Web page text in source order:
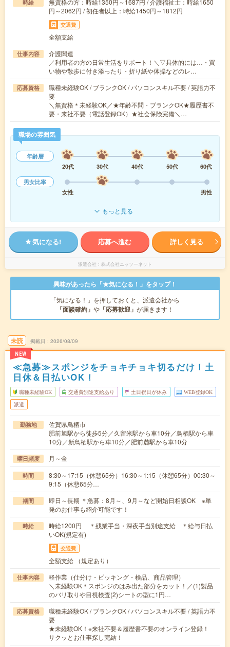
時給
無資格の方：時給1350円～1687円 / 介護福祉士：時給1650
円～2062円 / 初任者以上：時給1450円～1812円
交通費
全額支給
仕事内容
介護関連
／利用者の方の日常生活をサポート！＼▽具体的には…・買
い物や散歩に付き添ったり・折り紙や体操などのレ…
応募資格
職種未経験OK / ブランクOK / パソコンスキル不要 / 英語力不
要
＼無資格＊未経験OK／★年齢不問・ブランクOK★履歴書不
要・来社不要（電話登録OK）★社会保険完備＼…
職場の雰囲気
年齢層
20代
30代 40代 50代
60代
男女比率
女性
男性
もっと見る
気になる! 応募へ進む 詳しく見る
派遣会社 株式会社ニッソーネット
興味があったら「★気になる！」をタップ！
「気になる！」を押しておくと、派遣会社から
「面談確約」 や 「応募歓迎」 が届きます！
未読
NEW
掲載日 2026/08/09
≪急募≫スポンジをチョキチョキ切るだけ！土
日休＆日払いOK！
職種未経験OK 交通費別途支給あり 土日祝日が休み WEB登録OK
派遣
勤務地
佐賀県鳥栖市
肥前旭駅から徒歩5分／久留米駅から車10分／鳥栖駅から車
10分／新鳥栖駅から車10分／肥前麓駅から車10分
曜日頻度 月～金
時間
8:30～17:15（休憩65分）16:30～1:15（休憩65分）00:30～
9:15（休憩65分…
期間
即日～長期 ＊急募：8月～、9月～など開始日相談OK ※単
発のお仕事も紹介可能です！
時給
時給1200円 ＊残業手当・深夜手当別途支給 ＊給与日払
いOK(規定有)
交通費
全額支給 （規定あり）
仕事内容
軽作業（仕分け・ピッキング・検品、商品管理）
＼未経験OK＊スポンジのはみ出た部分をカット！／(1)製品
のバリ取りや目視検査(2)シートの型に1円…
応募資格
職種未経験OK / ブランクOK / パソコンスキル不要 / 英語力不
要
★未経験OK！※来社不要＆履歴書不要のオンライン登録！
サクッとお仕事探し完結！